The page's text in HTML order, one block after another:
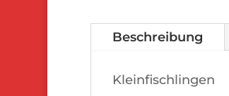
Beschreibung
Kleinfischlingen